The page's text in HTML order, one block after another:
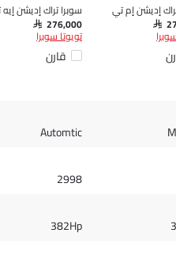
إديشن إم تي
SAR
سوبرا تراك إديشن
SAR 276,000
تويوتا سوبرا
قارن
Automtic
2998
382Hp